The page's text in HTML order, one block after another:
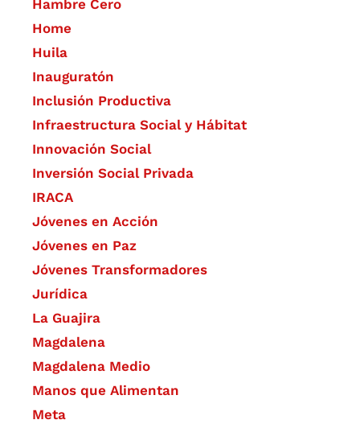
Hambre Cero
Home
Huila
Inauguratón
Inclusión Productiva
Infraestructura Social y Hábitat
​Innovación Social
Inversión Social Privada
IRACA
Jóvenes en Acción
Jóvenes en Paz
Jóvenes Transformadores
Jurídica
La Guajira
Magdalena
Magdalena Medio
Manos que Alimentan
Meta